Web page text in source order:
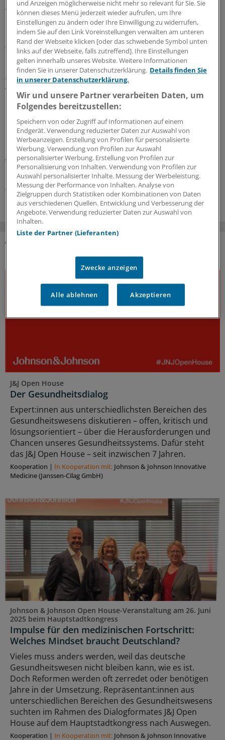
Ärzte kann die warme Jahreszeit aber anstrengend sein:
Manchmal liegt es an Patienten, manchmal an Kollegen...
Einblicke in nervige Jahresseiten.
07.08.2026
WIdO-Qualitätsmonitor 2026
Tumoroperationen: Mindestmengen
beschleunigen die Zentralisierung der
Krebsversorgung
Der WIdO-Qualitätsmonitor 2026 weist für mehrere
komplexe Tumoroperationen steigende Fallzahlen je
Krankenhaus aus. Damit konzentriert sich die
Versorgung auf weniger Kliniken.
Kooperation |In Kooperation mit:AOK-Bundesverband
06.08.2026
DAS KÖNNTE SIE AUCH INTERESSIEREN
J&J Open House
Der Gesundheitsdialog
Expert:innen aus unterschiedlichsten Bereichen des
Gesundheitswesens diskutieren – offen, kritisch und
lösungsorientiert – über die Herausforderungen und
Chancen unseres Gesundheitssystems. Dafür steht
das J&J Open House – seit inzwischen 7 Jahren.
Kooperation | In Kooperation mit: Johnson & Johnson Innovative
Medicine (Janssen-Cilag GmbH)
Johnson & Johnson Open House-Veranstaltung am 26. Juni
2025 beim Hauptstadtkongress
Impulse für den medizinischen Fortschritt:
Welches Mindset braucht Deutschland?
Vieles muss anders werden, weil das deutsche
Gesundheitswesen nicht bleiben kann, wie es ist.
Doch Reformen werden oft zerredet oder benötigen
Jahre in der Umsetzung. Repräsentant:innen aus
unterschiedlichen Bereichen des Gesundheitswesens
suchten im Rahmen des Dialogformates J&J Open
House auf dem Hauptstadtkongress nach Auswegen.
Kooperation | In Kooperation mit: Johnson & Johnson Innovative
und Anzeigen möglicherweise nicht mehr so relevant für Sie. Sie
können dieses Menü jederzeit wieder aufrufen, um Ihre
Einstellungen zu ändern oder Ihre Einwilligung zu widerrufen,
indem Sie auf den Link Voreinstellungen verwalten am unteren
Rand der Webseite klicken [oder das schwebende Symbol unten
links auf der Webseite, falls zutreffend]. Ihre Einstellungen
gelten innerhalb unseres Website. Weitere Informationen
finden Sie in unserer Datenschutzerklärung. Details finden Sie
in unserer Datenschutzerklärung.
Wir und unsere Partner verarbeiten Daten, um
Folgendes bereitzustellen:
Speichern von oder Zugriff auf Informationen auf einem
Endgerät. Verwendung reduzierter Daten zur Auswahl von
Werbeanzeigen. Erstellung von Profilen für personalisierte
Werbung. Verwendung von Profilen zur Auswahl
personalisierter Werbung. Erstellung von Profilen zur
Personalisierung von Inhalten. Verwendung von Profilen zur
Auswahl personalisierter Inhalte. Messung der Werbeleistung.
Messung der Performance von Inhalten. Analyse von
Zielgruppen durch Statistiken oder Kombinationen von Daten
aus verschiedenen Quellen. Entwicklung und Verbesserung der
Angebote. Verwendung reduzierter Daten zur Auswahl von
Inhalten.
Liste der Partner (Lieferanten)
Zwecke anzeigen
Alle ablehnen Akzeptieren